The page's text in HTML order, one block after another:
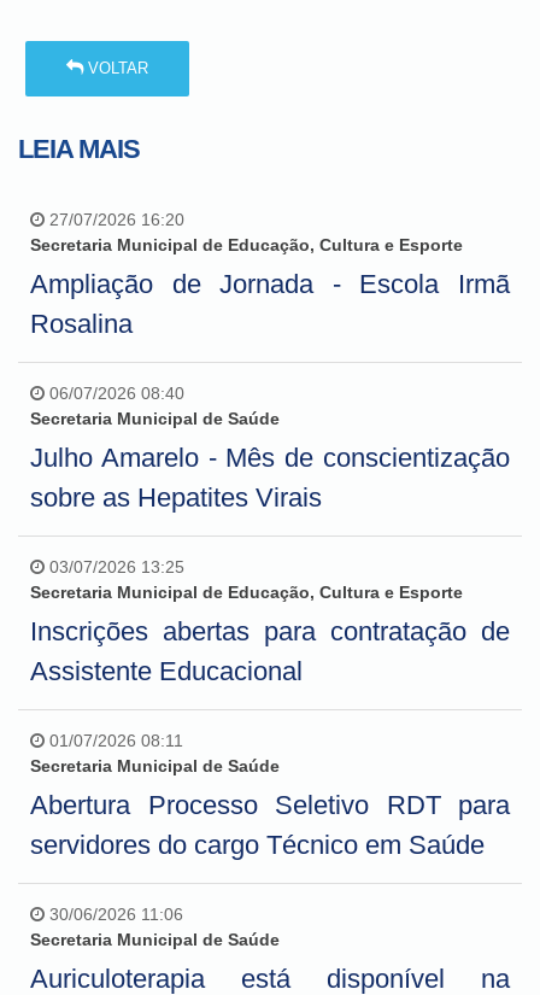
VOLTAR
LEIA MAIS
27/07/2026 16:20
Secretaria Municipal de Educação, Cultura e Esporte
Ampliação de Jornada - Escola Irmã
Rosalina
06/07/2026 08:40
Secretaria Municipal de Saúde
Julho Amarelo - Mês de conscientização
sobre as Hepatites Virais
03/07/2026 13:25
Secretaria Municipal de Educação, Cultura e Esporte
Inscrições abertas para contratação de
Assistente Educacional
01/07/2026 08:11
Secretaria Municipal de Saúde
Abertura Processo Seletivo RDT para
servidores do cargo Técnico em Saúde
30/06/2026 11:06
Secretaria Municipal de Saúde
Auriculoterapia está disponível na